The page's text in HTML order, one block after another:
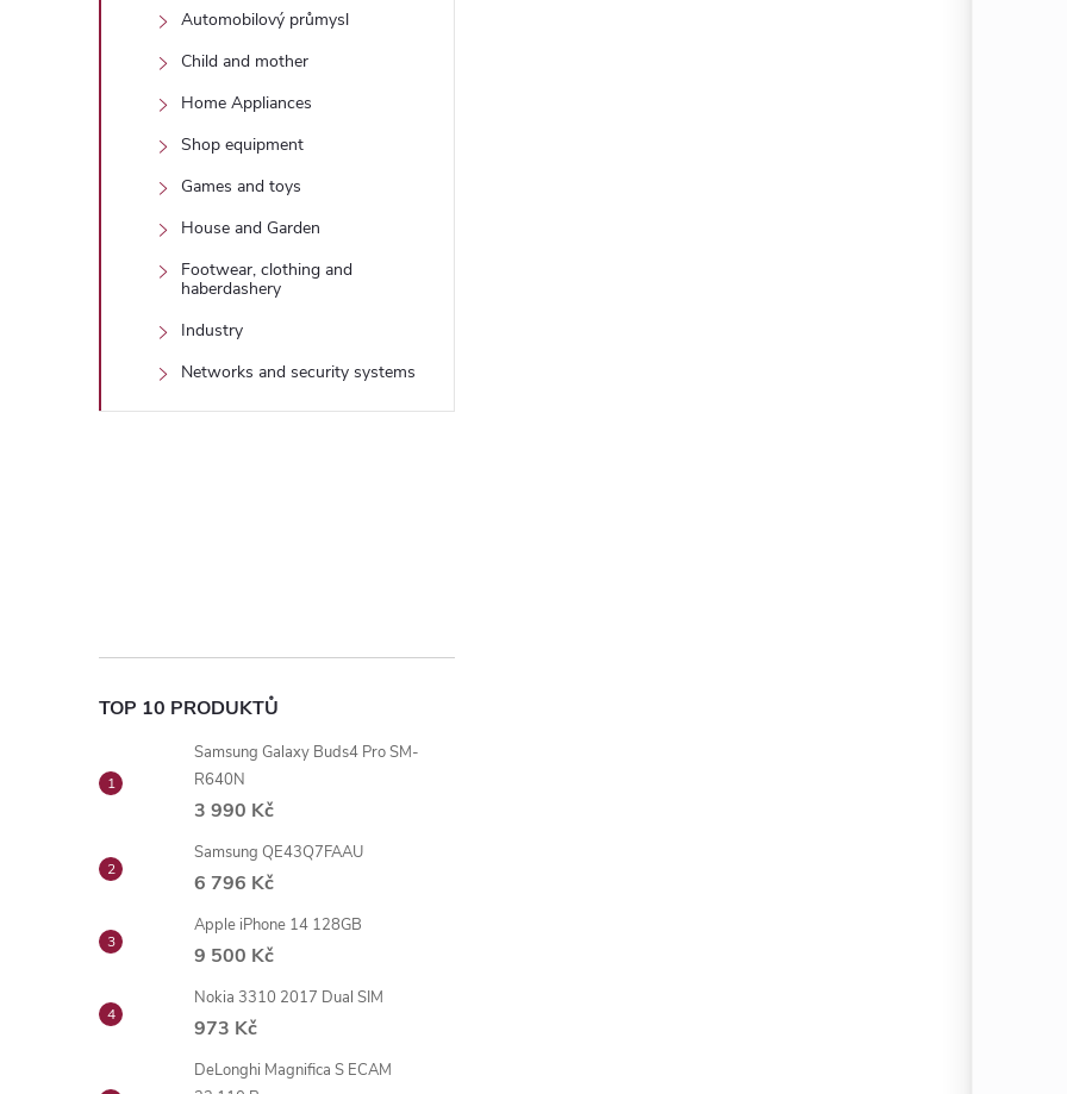
Automobilový průmysl
Child and mother
Home Appliances
Shop equipment
Games and toys
House and Garden
Footwear, clothing and
haberdashery
Industry
Networks and security systems
TOP 10 PRODUKTŮ
Samsung Galaxy Buds4 Pro SM-
R640N
3 990 Kč
Samsung QE43Q7FAAU
6 796 Kč
Apple iPhone 14 128GB
9 500 Kč
Nokia 3310 2017 Dual SIM
973 Kč
DeLonghi Magnifica S ECAM